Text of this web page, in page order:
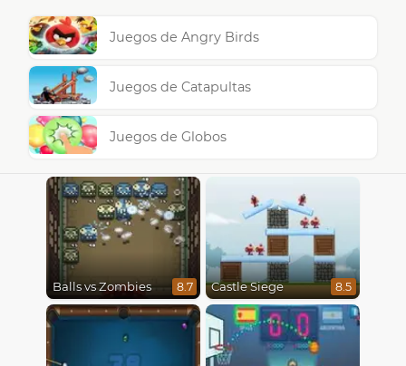
Juegos de Angry Birds
Juegos de Catapultas
Juegos de Globos
Balls vs Zombies 8.7 Castle Siege 8.5